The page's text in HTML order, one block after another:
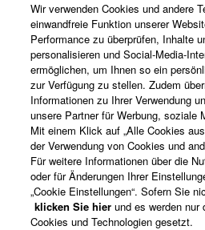
Produkte und Lösungen
News
Über Yamaha
Deutschland - German
Wir verwenden Cookies und andere
einwandfreie Funktion unserer
Performance zu überprüfen, Inhalte
personalisieren und Social-Media-
ermöglichen, um Ihnen so ein
zur Verfügung zu stellen. Zudem
Informationen zu Ihrer Verwendung
unsere Partner für Werbung, soziale
Mit einem Klick auf „Alle Cookies
der Verwendung von Cookies und
Für weitere Informationen über die
oder für Änderungen Ihrer
„Cookie Einstellungen“. Sofern Sie
klicken Sie hier und es werden nur
Cookies und Technologien gesetzt.